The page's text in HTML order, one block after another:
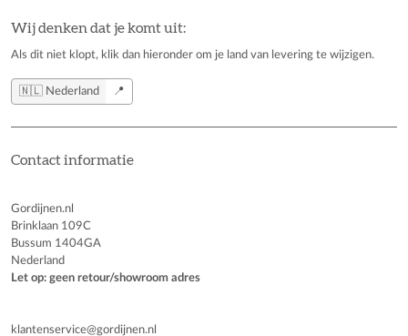
Wij denken dat je komt uit:
Als dit niet klopt, klik dan hieronder om je land van levering te wijzigen.
🇳🇱 Nederland 📍
Contact informatie
Gordijnen.nl
Brinklaan 109C
Bussum 1404GA
Nederland
Let op: geen retour/showroom adres
klantenservice@gordijnen.nl